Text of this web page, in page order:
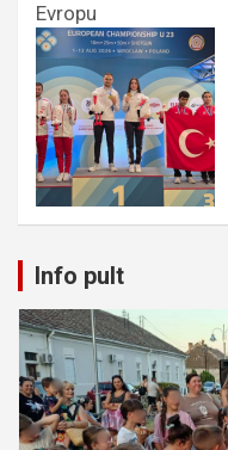
Evropu
Info pult